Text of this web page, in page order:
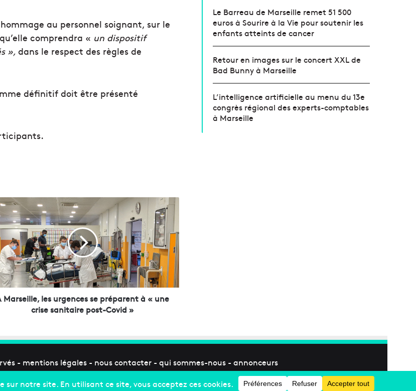
au personnel soignant, sur le
comprendra « un dispositif
»,dans le respect des règles de
définitif doit être présenté
Marseille, les urgences se préparent à « une
crise sanitaire post-Covid »
Le Barreau de Marseille remet 51 500
euros à Sourire à la Vie pour soutenir les
enfants atteints de cancer
Retour en images sur le concert XXL de
Bad Bunny à Marseille
L’intelligence artificielle au menu du 13e
congrès régional des experts-comptables
à Marseille
- mentions légales - nous contacter - qui sommes-nous - annonceurs
Facebook
X Linkedin
YouTube
Instagram